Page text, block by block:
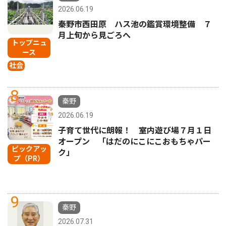
トップニュ
ース
社会
2026.06.19
秦野市西田原 ハス池の鑑賞環境整備 ７
月上旬から見ごろへ
8
ピックアッ
プ（PR）
秦野
2026.06.19
子育て世代に朗報！ 室内遊び場７月１日
オープン 「はだのにこにこおもちゃパー
ク」
9
秦野
2026.07.31